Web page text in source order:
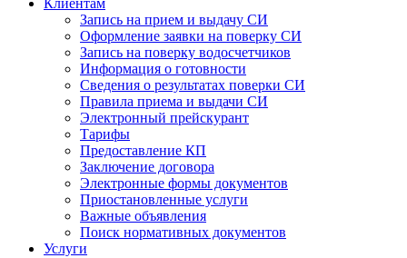
Клиентам
Запись на прием и выдачу СИ
Оформление заявки на поверку СИ
Запись на поверку водосчетчиков
Информация о готовности
Сведения о результатах поверки СИ
Правила приема и выдачи СИ
Электронный прейскурант
Тарифы
Предоставление КП
Заключение договора
Электронные формы документов
Приостановленные услуги
Важные объявления
Поиск нормативных документов
Услуги